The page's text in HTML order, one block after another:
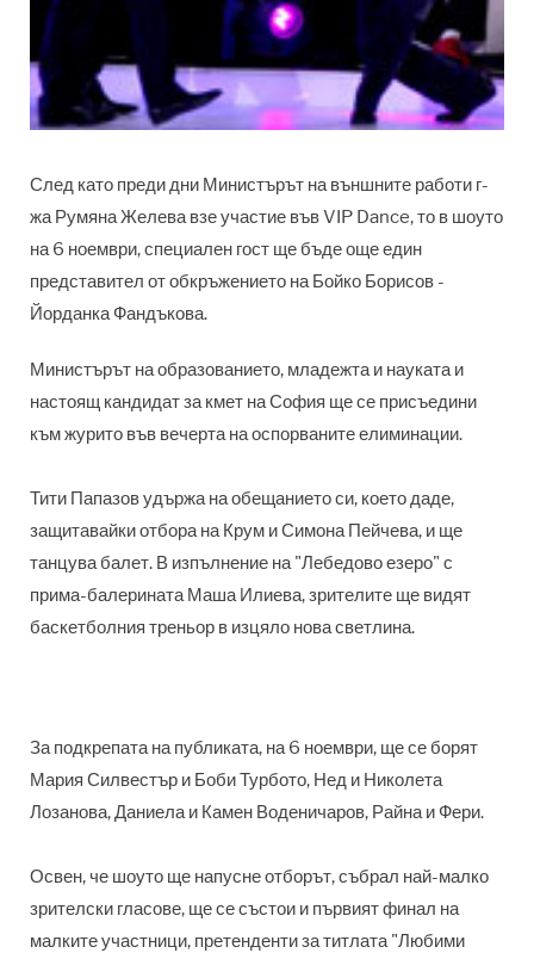
След като преди дни Министърът на външните работи г-
жа Румяна Желева взе участие във VIP Dance, то в шоуто
на 6 ноември, специален гост ще бъде още един
представител от обкръжението на Бойко Борисов -
Йорданка Фандъкова.
Министърът на образованието, младежта и науката и
настоящ кандидат за кмет на София ще се присъедини
към журито във вечерта на оспорваните елиминации.
Тити Папазов удържа на обещанието си, което даде,
защитавайки отбора на Крум и Симона Пейчева, и ще
танцува балет. В изпълнение на "Лебедово езеро" с
прима-балерината Маша Илиева, зрителите ще видят
баскетболния треньор в изцяло нова светлина.
За подкрепата на публиката, на 6 ноември, ще се борят
Мария Силвестър и Боби Турбото, Нед и Николета
Лозанова, Даниела и Камен Воденичаров, Райна и Фери.
Освен, че шоуто ще напусне отборът, събрал най-малко
зрителски гласове, ще се състои и първият финал на
малките участници, претенденти за титлата "Любими